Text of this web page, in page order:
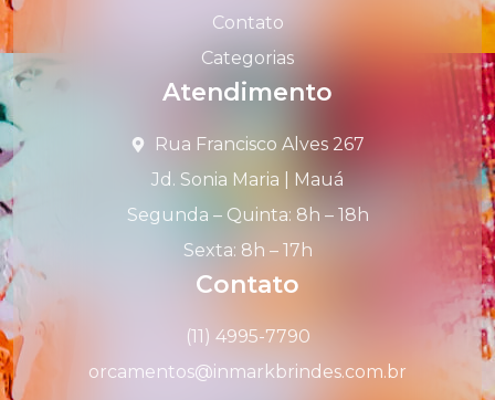
Contato
Categorias
Atendimento
Rua Francisco Alves 267
Jd. Sonia Maria | Mauá
Segunda – Quinta: 8h – 18h
Sexta: 8h – 17h
Contato
(11) 4995-7790
orcamentos@inmarkbrindes.com.br